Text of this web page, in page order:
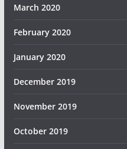
March 2020
February 2020
January 2020
December 2019
November 2019
October 2019